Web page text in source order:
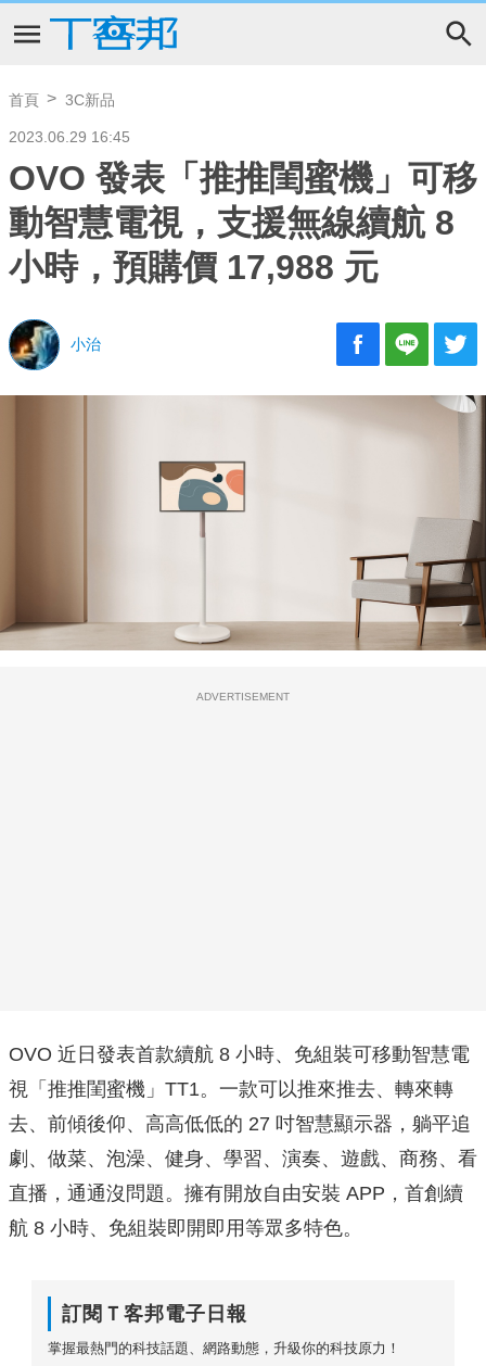
首頁 3C新品
2023.06.29 16:45
OVO 發表「推推閨蜜機」可移
動智慧電視，支援無線續航 8
小時，預購價 17,988 元
小治
ADVERTISEMENT
OVO 近日發表首款續航 8 小時、免組裝可移動智慧電
視「推推閨蜜機」TT1。一款可以推來推去、轉來轉
去、前傾後仰、高高低低的 27 吋智慧顯示器，躺平追
劇、做菜、泡澡、健身、學習、演奏、遊戲、商務、看
直播，通通沒問題。擁有開放自由安裝 APP，首創續
航 8 小時、免組裝即開即用等眾多特色。
訂閱Ｔ客邦電子日報
掌握最熱門的科技話題、網路動態，升級你的科技原力！